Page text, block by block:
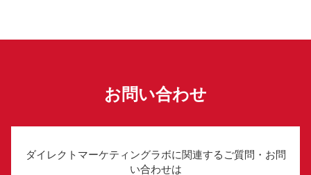
お問い合わせ
ダイレクトマーケティングラボに関連するご質問・お問
い合わせは